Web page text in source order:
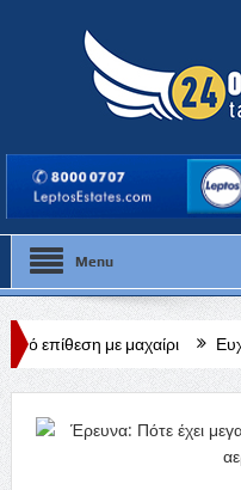
Menu
Ευχαριστήριο